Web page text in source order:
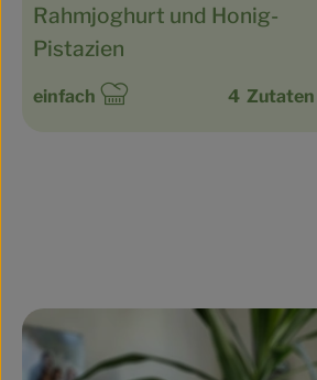
Rahmjoghurt und Honig-
Pistazien
Schwierigkeit:
einfach 4 Zutaten